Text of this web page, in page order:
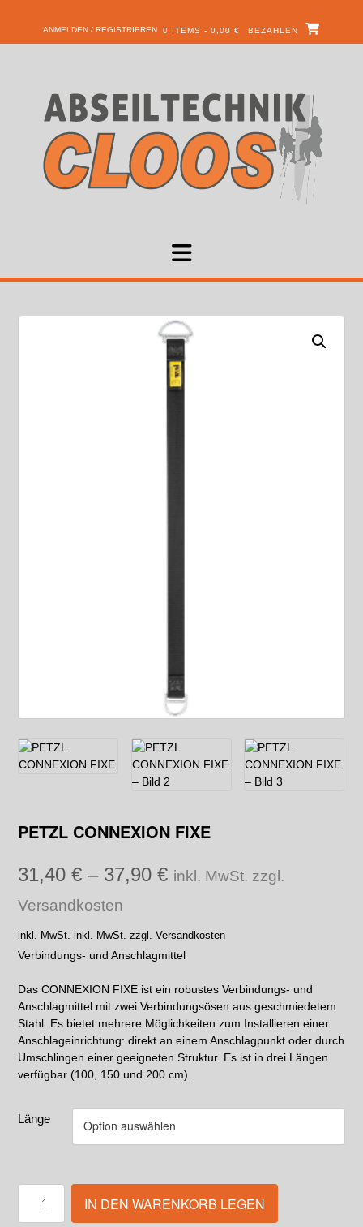
ANMELDEN / REGISTRIEREN 0 ITEMS - 0,00 € BEZAHLEN
PETZL CONNEXION FIXE
31,40 € – 37,90 € inkl. MwSt. zzgl.
Versandkosten
inkl. MwSt. inkl. MwSt. zzgl. Versandkosten
Verbindungs- und Anschlagmittel
Das CONNEXION FIXE ist ein robustes Verbindungs- und
Anschlagmittel mit zwei Verbindungsösen aus geschmiedetem
Stahl. Es bietet mehrere Möglichkeiten zum Installieren einer
Anschlageinrichtung: direkt an einem Anschlagpunkt oder durch
Umschlingen einer geeigneten Struktur. Es ist in drei Längen
verfügbar (100, 150 und 200 cm).
Länge
IN DEN WARENKORB LEGEN